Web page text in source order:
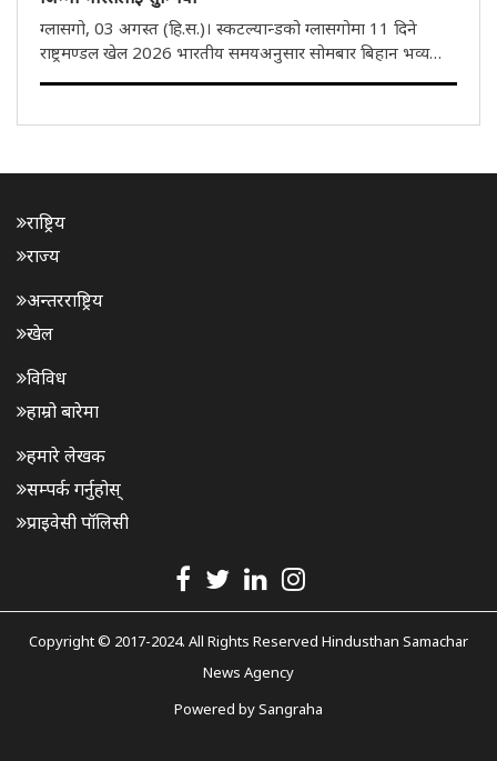
ग्लासगो, 03 अगस्त (हि.स.)। स्कटल्यान्डको ग्लासगोमा 11 दिने
राष्ट्रमण्डल खेल 2026 भारतीय समयअनुसार सोमबार बिहान भव्य
समारोहका साथ सम्पन्न भयो। यससँगै भारतले 2030 को राष्ट्रमण्डल
छ। समापन..
राष्ट्रिय
राज्य
अन्तरराष्ट्रिय
खेल
विविध
हाम्रो बारेमा
हमारे लेखक
सम्पर्क गर्नुहोस्
प्राइवेसी पॉलिसी
Copyright © 2017-2024. All Rights Reserved Hindusthan Samachar
News Agency
Powered bySangraha